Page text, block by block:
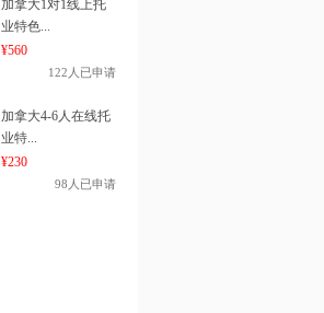
加拿大1对1线上托
业特色...
¥560
122人已申请
加拿大4-6人在线托
业特...
¥230
98人已申请